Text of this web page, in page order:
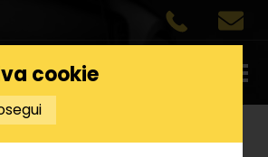
cookie